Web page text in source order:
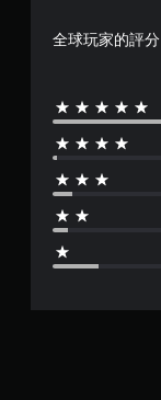
全球玩家的評分